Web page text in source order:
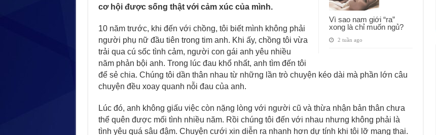
Vì sao nam giới “ra”
xong là chỉ muốn ngủ?
2 tuần ago
cơ hội được sống thật với cảm xúc của mình.
10 năm trước, khi đến với chồng, tôi biết mình không phải
người phụ nữ đầu tiên trong tim anh. Khi ấy, chồng tôi vừa
trải qua cú sốc tình cảm, người con gái anh yêu nhiều
năm phản bội anh. Trong lúc đau khổ nhất, anh tìm đến tôi
để sẻ chia. Chúng tôi dần thân nhau từ những lần trò chuyện kéo dài mà phần lớn câu
chuyện đều xoay quanh nỗi đau của anh.
Lúc đó, anh không giấu việc còn nặng lòng với người cũ và thừa nhận bản thân chưa
thể quên được mối tình nhiều năm. Rồi chúng tôi đến với nhau nhưng không phải là
tình yêu quá sâu đậm. Chuyện cưới xin diễn ra nhanh hơn dự tính khi tôi lỡ mang thai.